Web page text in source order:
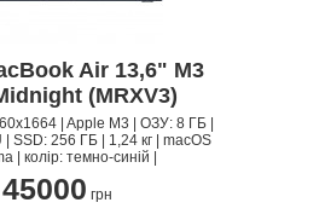
Air 13,6" M3
(MRXV3)
| Apple M3 | ОЗУ: 8 ГБ |
| SSD: 256 ГБ | 1,24 кг | macOS
| колір: темно-синій |
45000 грн